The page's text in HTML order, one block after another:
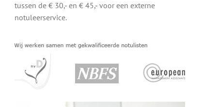
tussen de € 30,- en € 45,- voor een externe
notuleerservice.